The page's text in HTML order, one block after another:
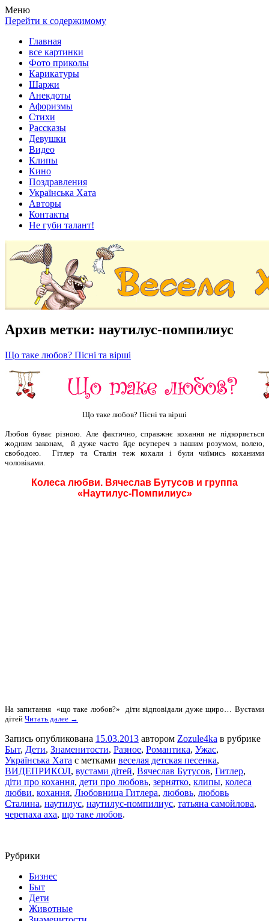
Весела хата — прикольные картинки, смешные истории,
клипы!
Покажем всем ваши фото приколы, карикатуры, шаржи, стихи,
рассказы, видео и песни!
Меню
Перейти к содержимому
Главная
все картинки
Фото приколы
Карикатуры
Шаржи
Анекдоты
Афоризмы
Стихи
Рассказы
Девушки
Видео
Клипы
Кино
Поздравления
Українська Хата
Авторы
Контакты
Не губи талант!
Архив метки: наутилус-помпилиус
Що таке любов? Пісні та вірші
Що таке любов? Пісні та вірші
Любов буває різною. Але фактично, справжнє кохання не підкоряється
жодним законам, й дуже часто йде всупереч з нашим розумом, волею,
свободою.
Гітлер та Сталін теж кохали і були чиїмись коханими
чоловіками.
Колеса любви. Вячеслав Бутусов и группа
«Наутилус-Помпилиус»
На запитання «що таке любов?» діти відповідали дуже щиро… Вустами
дітей Читать далее →
Запись опубликована 15.03.2013 автором Zozule4ka в рубрике
Быт, Дети, Знаменитости, Разное, Романтика, Ужас,
Українська Хата с метками веселая детская песенка,
ВИДЕПРИКОЛ, вустами дітей, Вячеслав Бутусов, Гитлер,
діти про кохання, дети про любовь, зернятко, клипы, колеса
любви, кохання, Любовница Гитлера, любовь, любовь
Сталина, наутилус, наутилус-помпилиус, татьяна самойлова,
черепаха аха, що таке любов.
Рубрики
Бизнес
Быт
Дети
Животные